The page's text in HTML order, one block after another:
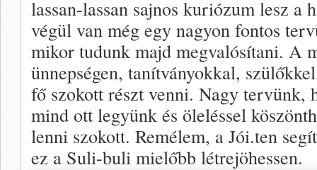
lassan-lassan sajnos kuriózum lesz a
végül van még egy nagyon fontos
mikor tudunk majd megvalósítani. A
ünnepségen, tanítványokkal,
fő szokott részt venni. Nagy tervünk,
mind ott legyünk és öleléssel
lenni szokott. Remélem, a Jói.ten
ez a Suli-buli mielőbb létrejöhessen.